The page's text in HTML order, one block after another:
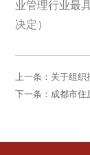
业管理行业最
决定）